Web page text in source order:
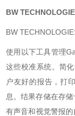
BW
BW
使用以下工具管理
这些校准系统。简
户友好的报告，打
息。结果存储在存
有声音和视觉警报